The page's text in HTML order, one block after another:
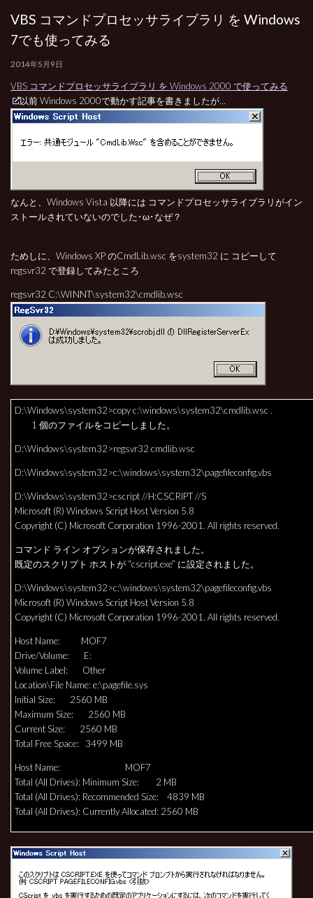
VBS コマンドプロセッサライブラリ を Windows
7でも使ってみる
2014年5月9日
VBS コマンドプロセッサライブラリ を Windows 2000 で使ってみる
以前 Windows 2000で動かす記事を書きましたが…
なんと、Windows Vista 以降には コマンドプロセッサライブラリがイン
ストールされていないのでした･ω･なぜ？
ためしに、Windows XP のCmdLib.wsc をsystem32 に コピーして
regsvr32 で登録してみたところ
regsvr32 C:\WINNT\system32\cmdlib.wsc
D:\Windows\system32>copy c:\windows\system32\cmdlib.wsc .
1 個のファイルをコピーしました。
D:\Windows\system32>regsvr32 cmdlib.wsc
D:\Windows\system32>c:\windows\system32\pagefileconfig.vbs
D:\Windows\system32>cscript //H:CSCRIPT //S
Microsoft (R) Windows Script Host Version 5.8
Copyright (C) Microsoft Corporation 1996-2001. All rights reserved.
コマンド ライン オプションが保存されました。
既定のスクリプト ホストが “cscript.exe” に設定されました。
D:\Windows\system32>c:\windows\system32\pagefileconfig.vbs
Microsoft (R) Windows Script Host Version 5.8
Copyright (C) Microsoft Corporation 1996-2001. All rights reserved.
Host Name: MOF7
Drive/Volume: E:
Volume Label: Other
Location\File Name: e:\pagefile.sys
Initial Size: 2560 MB
Maximum Size: 2560 MB
Current Size: 2560 MB
Total Free Space: 3499 MB
Host Name: MOF7
Total (All Drives): Minimum Size: 2 MB
Total (All Drives): Recommended Size: 4839 MB
Total (All Drives): Currently Allocated: 2560 MB